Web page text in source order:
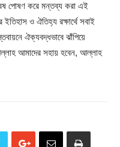
পোষণ করে মন্তব্য করা এই
ও ঐতিহ্য রক্ষার্থে সবাই
ঐক্যবদ্ধভাবে ঝাঁপিয়ে
আমাদের সহায় হবেন, আল্লাহ